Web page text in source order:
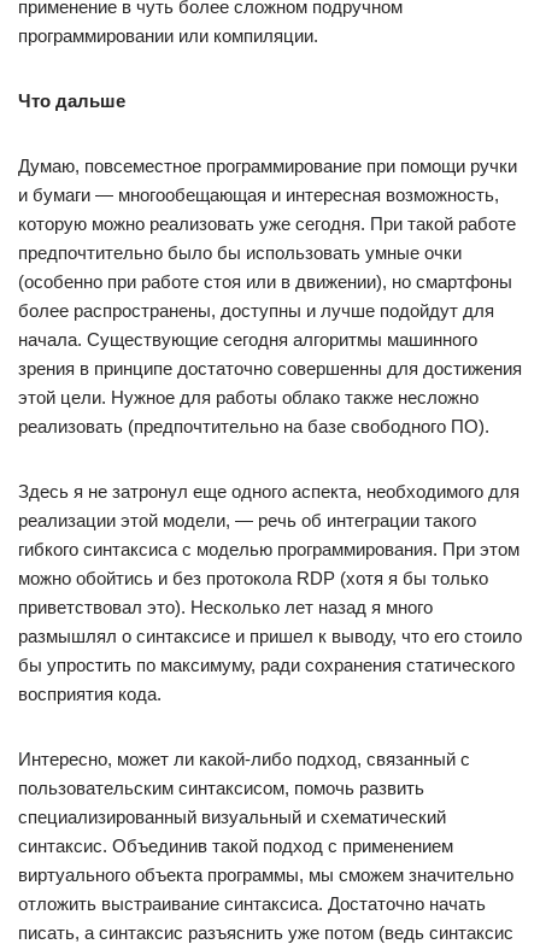
применение в чуть более сложном подручном
программировании или компиляции.
Что дальше
Думаю, повсеместное программирование при помощи ручки
и бумаги — многообещающая и интересная возможность,
которую можно реализовать уже сегодня. При такой работе
предпочтительно было бы использовать умные очки
(особенно при работе стоя или в движении), но смартфоны
более распространены, доступны и лучше подойдут для
начала. Существующие сегодня алгоритмы машинного
зрения в принципе достаточно совершенны для достижения
этой цели. Нужное для работы облако также несложно
реализовать (предпочтительно на базе свободного ПО).
Здесь я не затронул еще одного аспекта, необходимого для
реализации этой модели, — речь об интеграции такого
гибкого синтаксиса с моделью программирования. При этом
можно обойтись и без протокола RDP (хотя я бы только
приветствовал это). Несколько лет назад я много
размышлял о синтаксисе и пришел к выводу, что его стоило
бы упростить по максимуму, ради сохранения статического
восприятия кода.
Интересно, может ли какой-либо подход, связанный с
пользовательским синтаксисом, помочь развить
специализированный визуальный и схематический
синтаксис. Объединив такой подход с применением
виртуального объекта программы, мы сможем значительно
отложить выстраивание синтаксиса. Достаточно начать
писать, а синтаксис разъяснить уже потом (ведь синтаксис